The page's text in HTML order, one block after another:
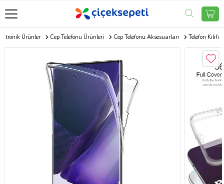
Ürünler Cep Telefonu Ürünleri Cep Telefonu Aksesuarları Telefon Kılıfı